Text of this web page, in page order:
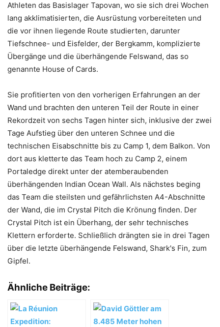
Athleten das Basislager Tapovan, wo sie sich drei Wochen
lang akklimatisierten, die Ausrüstung vorbereiteten und
die vor ihnen liegende Route studierten, darunter
Tiefschnee- und Eisfelder, der Bergkamm, komplizierte
Übergänge und die überhängende Felswand, das so
genannte House of Cards.
Sie profitierten von den vorherigen Erfahrungen an der
Wand und brachten den unteren Teil der Route in einer
Rekordzeit von sechs Tagen hinter sich, inklusive der zwei
Tage Aufstieg über den unteren Schnee und die
technischen Eisabschnitte bis zu Camp 1, dem Balkon. Von
dort aus kletterte das Team hoch zu Camp 2, einem
Portaledge direkt unter der atemberaubenden
überhängenden Indian Ocean Wall. Als nächstes beging
das Team die steilsten und gefährlichsten A4-Abschnitte
der Wand, die im Crystal Pitch die Krönung finden. Der
Crystal Pitch ist ein Überhang, der sehr technisches
Klettern erforderte. Schließlich drängten sie in drei Tagen
über die letzte überhängende Felswand, Shark's Fin, zum
Gipfel.
Ähnliche Beiträge: